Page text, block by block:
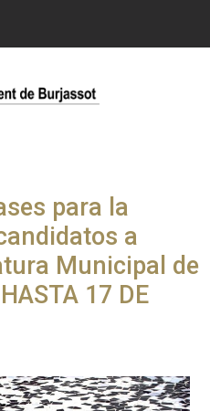
para la
a
Municipal de
17 DE